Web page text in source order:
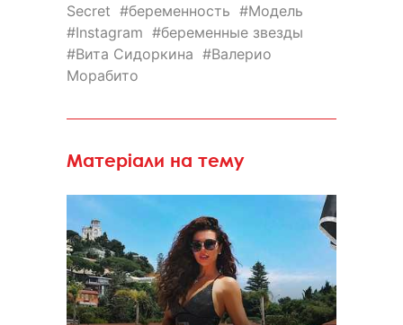
Secret
беременность
Модель
Instagram
беременные звезды
Вита Сидоркина
Валерио
Морабито
Матеріали на тему